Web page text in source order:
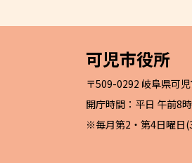
可児市役所
〒509-0292 岐阜県可
開庁時間：平日 午前8
※毎月第2・第4日曜日